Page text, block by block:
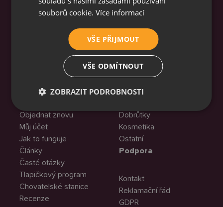
Granule na míru z čerstvého masa, bez chemie,
GMO a mouček, s vlastní fotkou na pytli.
Objednat znovu
Můj účet
Jak to funguje
Články
Časté otázky
Tlapičkový program
Chovatelské stanice
Recenze
Sortiment
Dobrůtky
Kosmetika
Ostatní
Podpora
Kontakt
Reklamační řád
GDPR
souborů cookie.Více informací
VŠE PŘIJMOUT
VŠE ODMÍTNOUT
ZOBRAZIT PODROBNOSTI